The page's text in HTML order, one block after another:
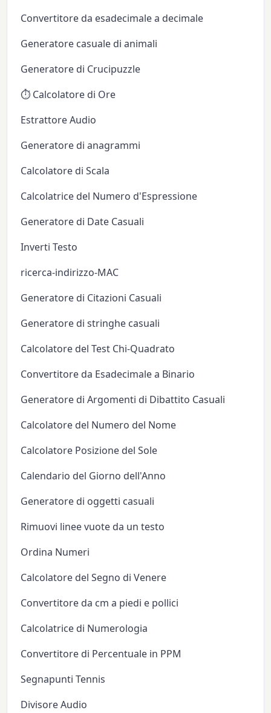
Convertitore da esadecimale a decimale
Generatore casuale di animali
Generatore di Crucipuzzle
⏱️ Calcolatore di Ore
Estrattore Audio
Generatore di anagrammi
Calcolatore di Scala
Calcolatrice del Numero d'Espressione
Generatore di Date Casuali
Inverti Testo
ricerca-indirizzo-MAC
Generatore di Citazioni Casuali
Generatore di stringhe casuali
Calcolatore del Test Chi-Quadrato
Convertitore da Esadecimale a Binario
Generatore di Argomenti di Dibattito Casuali
Calcolatore del Numero del Nome
Calcolatore Posizione del Sole
Calendario del Giorno dell'Anno
Generatore di oggetti casuali
Rimuovi linee vuote da un testo
Ordina Numeri
Calcolatore del Segno di Venere
Convertitore da cm a piedi e pollici
Calcolatrice di Numerologia
Convertitore di Percentuale in PPM
Segnapunti Tennis
Divisore Audio